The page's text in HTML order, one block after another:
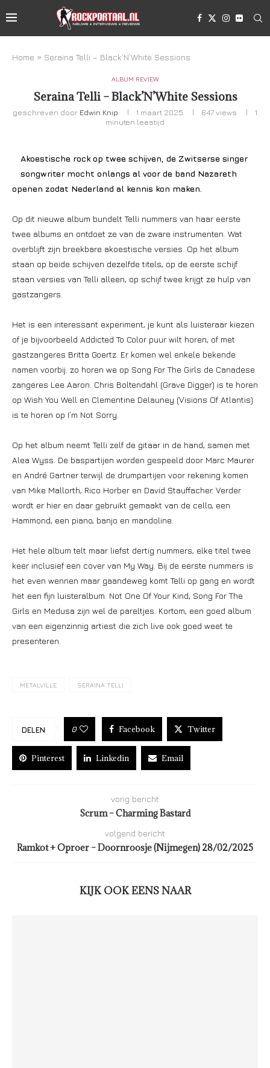
Home » Seraina Telli – Black’N’White Sessions
ALBUM REVIEW
Seraina Telli – Black’N’White Sessions
geschreven door Edwin Knip 1 maart 2025 647views
1
minuten leestijd
Akoestische rock op twee schijven, de Zwitserse singer
songwriter mocht onlangs al voor de band Nazareth
openen zodat Nederland al kennis kon maken.
Op dit nieuwe album bundelt Telli nummers van haar eerste
twee albums en ontdoet ze van de zware instrumenten. Wat
overblijft zijn breekbare akoestische versies. Op het album
staan op beide schijven dezelfde titels, op de eerste schijf
staan versies van Telli alleen, op schijf twee krijgt ze hulp van
gastzangers.
Het is een interessant experiment, je kunt als luisteraar kiezen
of je bijvoorbeeld Addicted To Color puur wilt horen, of met
gastzangeres Britta Goertz. Er komen wel enkele bekende
namen voorbij. zo horen we op Song For The Girls de Canadese
zangeres Lee Aaron. Chris Boltendahl (Grave Digger) is te horen
op Wish You Well en Clementine Delauney (Visions Of Atlantis)
is te horen op I’m Not Sorry.
Op het album neemt Telli zelf de gitaar in de hand, samen met
Alea Wyss. De baspartijen worden gespeeld door Marc Maurer
en André Gartner terwijl de drumpartijen voor rekening komen
van Mike Mallorth, Rico Horber en David Stauffacher. Verder
wordt er hier en daar gebruikt gemaakt van de cello, een
Hammond, een piano, banjo en mandoline.
Het hele album telt maar liefst dertig nummers, elke titel twee
keer inclusief een cover van My Way. Bij de eerste nummers is
het even wennen maar gaandeweg komt Telli op gang en wordt
het een fijn luisteralbum. Not One Of Your Kind, Song For The
Girls en Medusa zijn wel de pareltjes. Kortom, een goed album
van een eigenzinnig artiest die zich live ook goed weet te
presenteren.
METALVILLE SERAINA TELLI
DELEN 0 Facebook Twitter
Pinterest Linkedin Email
vorig bericht
Scrum – Charming Bastard
volgend bericht
Ramkot + Oproer – Doornroosje (Nijmegen) 28/02/2025
KIJK OOK EENS NAAR